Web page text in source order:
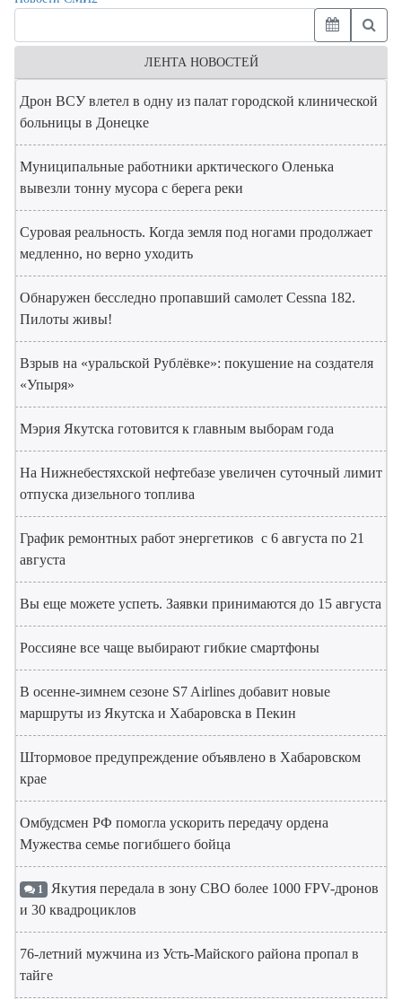
ЛЕНТА НОВОСТЕЙ
Дрон ВСУ влетел в одну из палат городской клинической
больницы в Донецке
Муниципальные работники арктического Оленька
вывезли тонну мусора с берега реки
Суровая реальность. Когда земля под ногами продолжает
медленно, но верно уходить
Обнаружен бесследно пропавший самолет Cessna 182.
Пилоты живы!
Взрыв на «уральской Рублёвке»: покушение на создателя
«Упыря»
Мэрия Якутска готовится к главным выборам года
На Нижнебестяхской нефтебазе увеличен суточный лимит
отпуска дизельного топлива
График ремонтных работ энергетиков с 6 августа по 21
августа
Вы еще можете успеть. Заявки принимаются до 15 августа
Россияне все чаще выбирают гибкие смартфоны
В осенне-зимнем сезоне S7 Airlines добавит новые
маршруты из Якутска и Хабаровска в Пекин
Штормовое предупреждение объявлено в Хабаровском
крае
Омбудсмен РФ помогла ускорить передачу ордена
Мужества семье погибшего бойца
1 Якутия передала в зону СВО более 1000 FPV-дронов
и 30 квадроциклов
76-летний мужчина из Усть-Майского района пропал в
тайге